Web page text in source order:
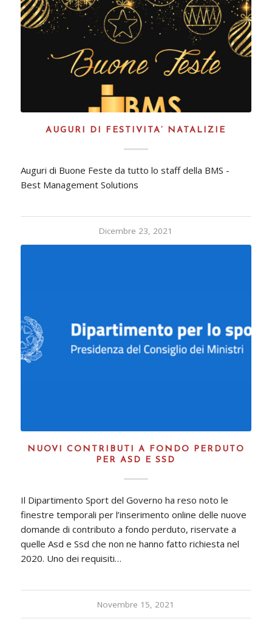
AUGURI DI FESTIVITA’ NATALIZIE
Auguri di Buone Feste da tutto lo staff della BMS -
Best Management Solutions
Dicembre 23, 2021
NUOVI CONTRIBUTI A FONDO PERDUTO
PER ASD E SSD
Il Dipartimento Sport del Governo ha reso noto le
finestre temporali per l’inserimento online delle nuove
domande di contributo a fondo perduto, riservate a
quelle Asd e Ssd che non ne hanno fatto richiesta nel
2020. Uno dei requisiti…
Novembre 15, 2021